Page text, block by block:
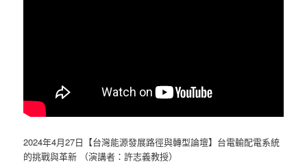
2024年4月27日【台灣能源發展路徑與轉型論壇】台電輸配電系統
的挑戰與革新 （演講者：許志義教授）